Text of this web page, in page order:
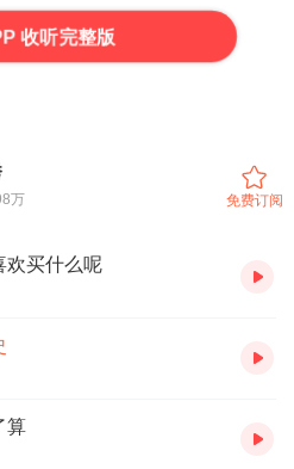
收听完整版
万 免费订阅
欢买什么呢
算